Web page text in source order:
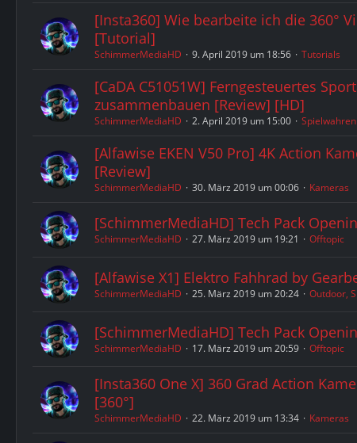
[Insta360] Wie bearbeite ich die 360°
[Tutorial]
SchimmerMediaHD 9. April 2019 um 18:56 Tutorials
[CaDA C51051W] Ferngesteuertes
zusammenbauen [Review] [HD]
SchimmerMediaHD 2. April 2019 um 15:00 Spielwahren
[Alfawise EKEN V50 Pro] 4K Action
[Review]
SchimmerMediaHD 30. März 2019 um 00:06 Kameras
[SchimmerMediaHD] Tech Pack
SchimmerMediaHD 27. März 2019 um 19:21 Offtopic
[Alfawise X1] Elektro Fahhrad by
SchimmerMediaHD 25. März 2019 um 20:24 Outdoor,
[SchimmerMediaHD] Tech Pack
SchimmerMediaHD 17. März 2019 um 20:59 Offtopic
[Insta360 One X] 360 Grad Action
[360°]
SchimmerMediaHD 22. März 2019 um 13:34 Kameras